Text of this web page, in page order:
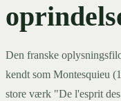
Den franske
kendt som Montesquieu
store værk "De l'esprit